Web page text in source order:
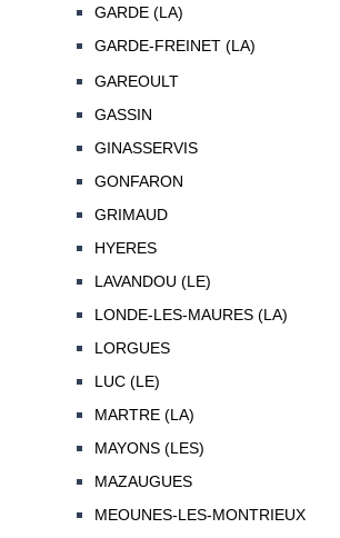
GARDE (LA)
GARDE-FREINET (LA)
GAREOULT
GASSIN
GINASSERVIS
GONFARON
GRIMAUD
HYERES
LAVANDOU (LE)
LONDE-LES-MAURES (LA)
LORGUES
LUC (LE)
MARTRE (LA)
MAYONS (LES)
MAZAUGUES
MEOUNES-LES-MONTRIEUX